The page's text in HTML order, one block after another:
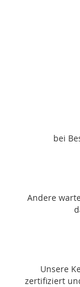
bei
Andere
Unsere
zertifiziert